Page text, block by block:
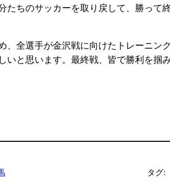
たちのサッカーを取り戻して、勝っ
、全選手が金沢戦に向けたトレーニン
と思います。最終戦、皆で勝利を掴
タグ: